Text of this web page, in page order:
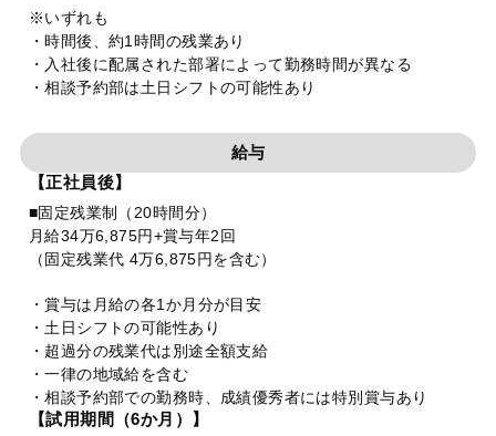
※いずれも
・時間後、約1時間の残業あり
・入社後に配属された部署によって勤務時間が異なる
・相談予約部は土日シフトの可能性あり
給与
【正社員後】
■固定残業制（20時間分）
月給34万6,875円+賞与年2回
（固定残業代 4万6,875円を含む）
・賞与は月給の各1か月分が目安
・土日シフトの可能性あり
・超過分の残業代は別途全額支給
・一律の地域給を含む
・相談予約部での勤務時、成績優秀者には特別賞与あり
【試用期間（6か月）】